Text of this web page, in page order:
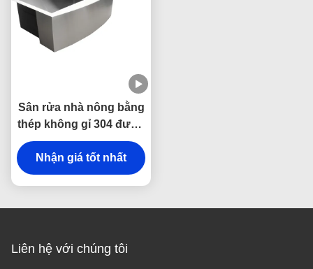
Sân rửa nhà nông bằng
thép không gỉ 304 được
làm bằng tay với chất
giảm âm thanh & chống
ngưng tụ và thiết kế mặt
Nhận giá tốt nhất
Liên hệ với chúng tôi